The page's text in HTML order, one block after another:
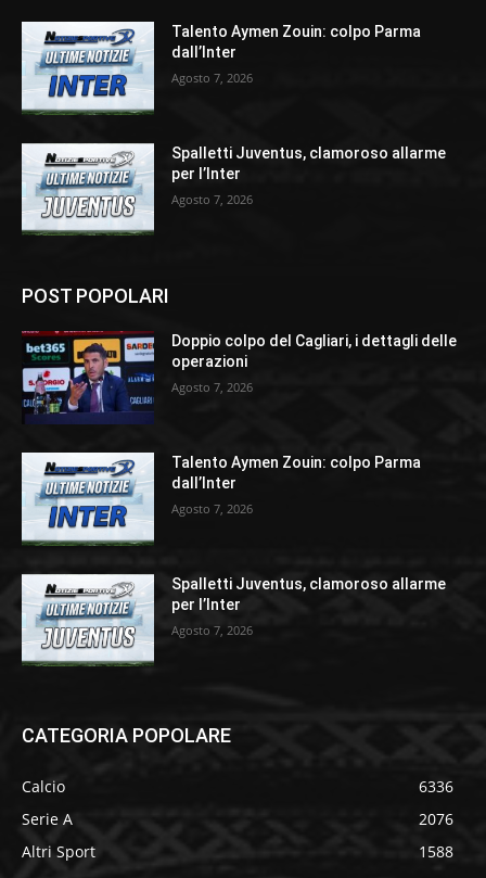
Talento Aymen Zouin: colpo Parma
dall’Inter
Agosto 7, 2026
Spalletti Juventus, clamoroso allarme
per l’Inter
Agosto 7, 2026
POST POPOLARI
Doppio colpo del Cagliari, i dettagli delle
operazioni
Agosto 7, 2026
Talento Aymen Zouin: colpo Parma
dall’Inter
Agosto 7, 2026
Spalletti Juventus, clamoroso allarme
per l’Inter
Agosto 7, 2026
CATEGORIA POPOLARE
Calcio
6336
Serie A
2076
Altri Sport
1588